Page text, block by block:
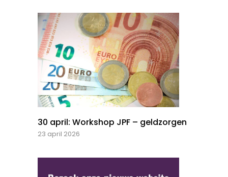
30 april: Workshop JPF – geldzorgen
23 april 2026